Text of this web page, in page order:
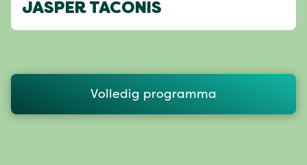
JASPER TACONIS
Volledig programma